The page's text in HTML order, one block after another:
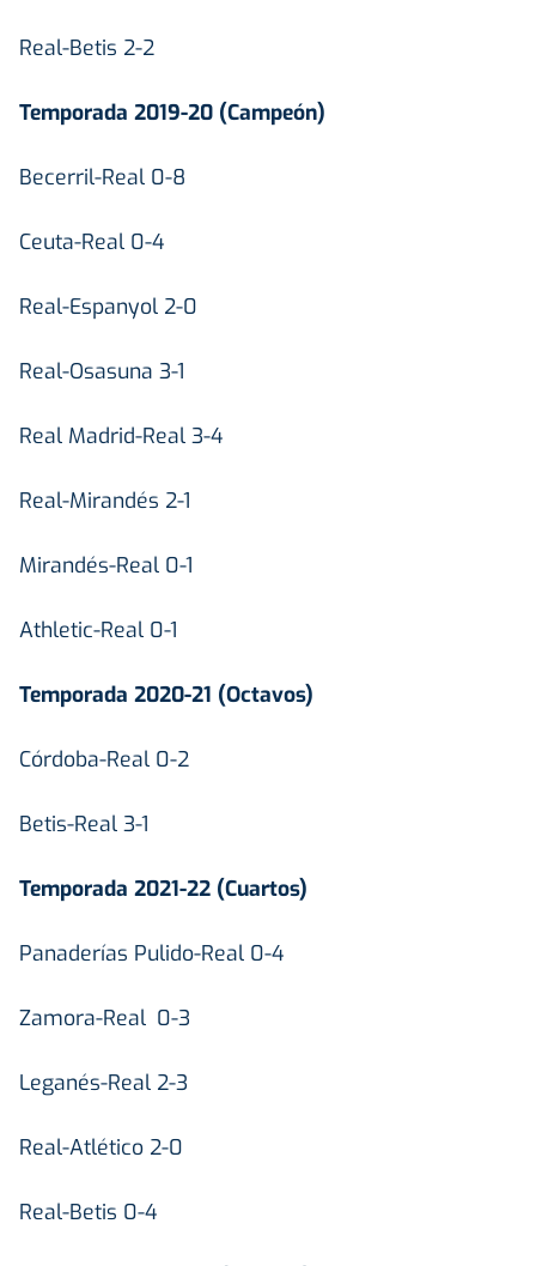
Real-Betis 2-2
Temporada 2019-20 (Campeón)
Becerril-Real 0-8
Ceuta-Real 0-4
Real-Espanyol 2-0
Real-Osasuna 3-1
Real Madrid-Real 3-4
Real-Mirandés 2-1
Mirandés-Real 0-1
Athletic-Real 0-1
Temporada 2020-21 (Octavos)
Córdoba-Real 0-2
Betis-Real 3-1
Temporada 2021-22 (Cuartos)
Panaderías Pulido-Real 0-4
Zamora-Real 0-3
Leganés-Real 2-3
Real-Atlético 2-0
Real-Betis 0-4